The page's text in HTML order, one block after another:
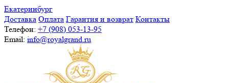
Екатеринбург
Доставка Оплата Гарантия и возврат Контакты
Телефон: +7 (908) 053-13-95
Email: info@royalgrand.ru